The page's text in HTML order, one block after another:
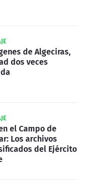
de Algeciras,
dos veces
el Campo de
Los archivos
del Ejército